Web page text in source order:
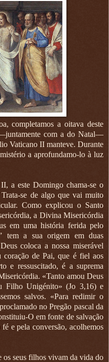
completamos a oitava deste
com a do Natal—
Vaticano II manteve. Durante
a aprofundamo-lo à luz
a este Domingo chama-se o
se de algo que vai muito
Como explicou o Santo
a Divina Misericórdia
em uma história ferida pelo
tem a sua origem em duas
coloca a nossa miserável
coração de Pai, que é fiel aos
e ressuscitado, é a suprema
«Tanto amou Deus
Filho Unigénito» (Jo 3,16) e
salvos. «Para redimir o
no Pregão pascal da
O em fonte de salvação
e pela conversão, acolhemos
os seus filhos vivam da vida do